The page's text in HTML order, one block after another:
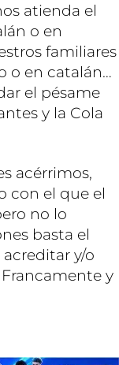
atienda el
o en
familiares
o en catalán…
el pésame
y la Cola
acérrimos,
con el que el
no lo
basta el
y/o
y